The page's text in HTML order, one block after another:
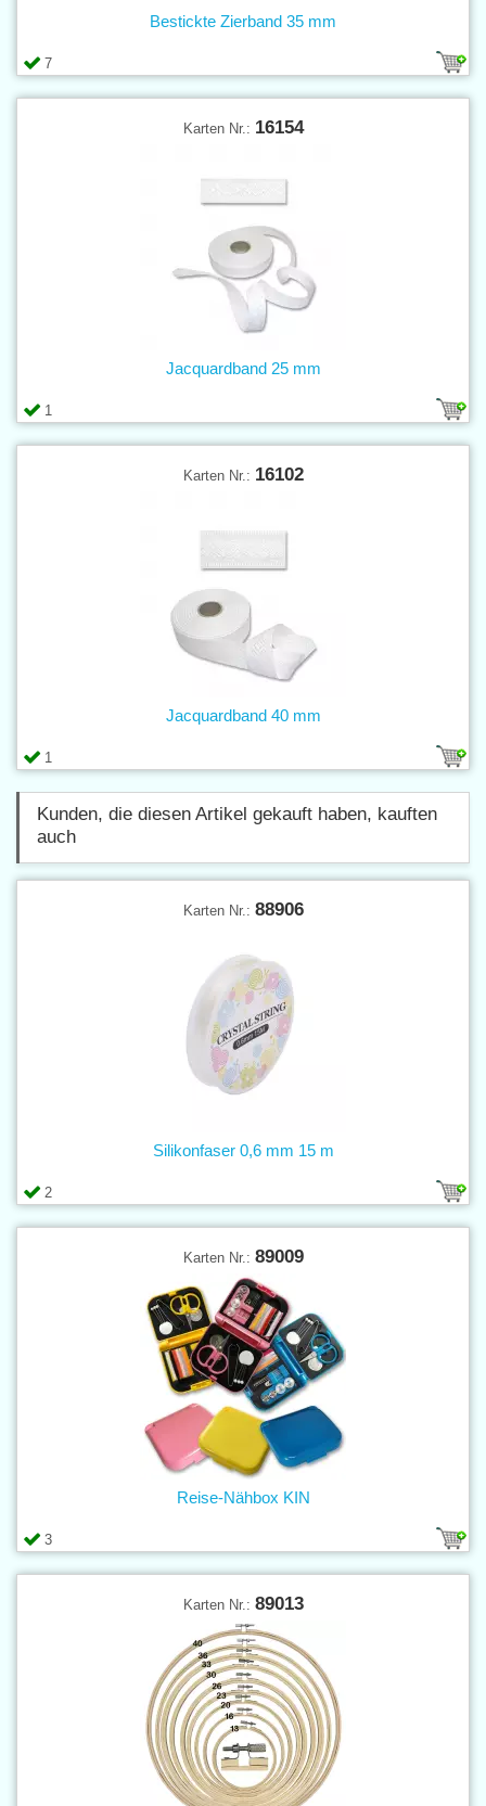
7
Bestickte Zierband 35 mm
Karten Nr.: 16154
1
Jacquardband 25 mm
Karten Nr.: 16102
1
Jacquardband 40 mm
Kunden, die diesen Artikel gekauft haben, kauften
auch
Karten Nr.: 88906
2
Silikonfaser 0,6 mm 15 m
Karten Nr.: 89009
3
Reise-Nähbox KIN
Karten Nr.: 89013